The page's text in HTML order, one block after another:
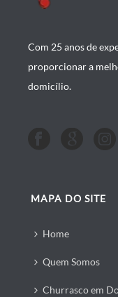
Com 25 anos de
proporcionar a
domicílio.
MAPA DO SITE
Home
Quem Somos
Churrasco em